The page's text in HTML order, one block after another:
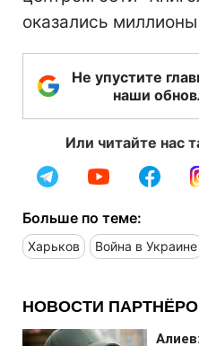
оказались миллионы
Не упустите
наши
Или читайте нас
Больше по теме:
Харьков Война в Украине